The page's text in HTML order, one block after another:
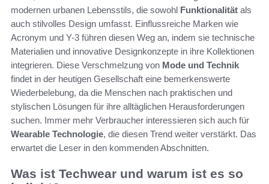
modernen urbanen Lebensstils, die sowohl Funktionalität als
auch stilvolles Design umfasst. Einflussreiche Marken wie
Acronym und Y-3 führen diesen Weg an, indem sie technische
Materialien und innovative Designkonzepte in ihre Kollektionen
integrieren. Diese Verschmelzung von Mode und Technik
findet in der heutigen Gesellschaft eine bemerkenswerte
Wiederbelebung, da die Menschen nach praktischen und
stylischen Lösungen für ihre alltäglichen Herausforderungen
suchen. Immer mehr Verbraucher interessieren sich auch für
Wearable Technologie, die diesen Trend weiter verstärkt. Das
erwartet die Leser in den kommenden Abschnitten.
Was ist Techwear und warum ist es so